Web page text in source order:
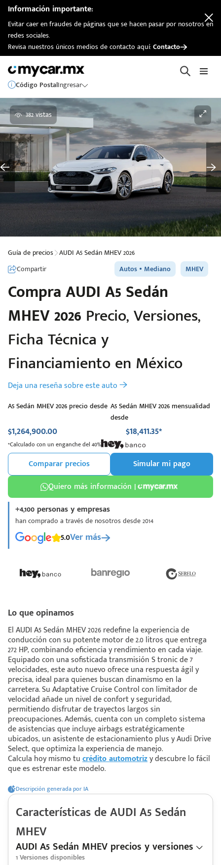
Información importante:
Evitar caer en fraudes de páginas que se hacen pasar por nosotros en
redes sociales.
Revisa nuestros únicos medios de contacto aquí:Contacto
Código PostalIngresar
382 vistas
Guía de precios AUDI A5 Sedán MHEV 2026
Compartir
Autos Mediano MHEV
CompraAUDI A5 Sedán
MHEV 2026 Precio, Versiones,
Ficha Técnica y
Financiamiento en México
Deja una reseña sobre este auto
Lo que opinamos
El AUDI A5 Sedán MHEV 2026 redefine la experiencia de
conducción con su potente motor de 2.0 litros que entrega
272 HP, combinando eficiencia y rendimiento en cada viaje.
Equipado con una sofisticada transmisión S tronic de 7
velocidades, este auto nuevo ofrece una respuesta ágil y
precisa, ideal para quienes buscan dinamismo en la
carretera. Su Adaptative Cruise Control con limitador de
velocidad añade un nivel de confort y seguridad,
permitiendo disfrutar de trayectos largos sin
preocupaciones. Además, cuenta con un completo sistema
de asistencias que incluye airbags estratégicamente
ubicados, un asistente de estacionamiento plus y Audi Drive
Select, que optimiza la experiencia de manejo.
Calcula hoy mismo tucrédito automotrizy descubre lo fácil
que es estrenar este modelo.
Descripción generada por IA
Características deAUDI A5 Sedán
MHEV
AUDI A5 Sedán MHEV precios y versiones
1Versiones disponibles
A5 Sedán MHEV 2026 precio desde
$1,264,900.00
A5 Sedán MHEV 2026 mensualidad
desde
$18,411.35*
*Calculado con un enganche del 40%
Comparar precios
Simular mi pago
Quiero más información |
+4,100 personas y empresas
han comprado a través de nosotros desde 2014
5.0Ver más
¡Espera!
enviar tu cotización
conozcas nuestro
asesor te guiará
más
estoy viendo 😀